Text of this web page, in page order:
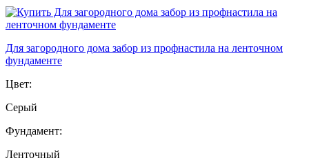
Для загородного дома забор из профнастила на ленточном
фундаменте
Цвет:
Серый
Фундамент:
Ленточный